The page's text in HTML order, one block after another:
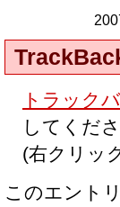
トラック
してくだ
(右クリッ
このエント